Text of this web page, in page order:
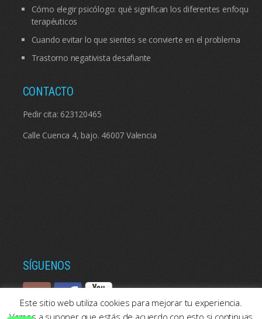
Cómo elegir psicólogo: qué significan los diferentes enfoques
terapéuticos
Cuando evitar lo que sientes se convierte en el problema
Trastorno negativista desafiante
CONTACTO
Pedir cita: 623120465
Calle Cuenca 4, bajo. 46007 Valencia
SÍGUENOS
Este sitio web utiliza cookies para mejorar tu experiencia.
Vamos a suponer que estás de acuerdo con esto si continuas